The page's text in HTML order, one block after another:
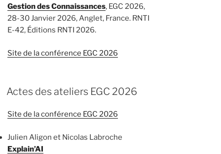
Gestion des Connaissances, EGC 2026,
28-30 Janvier 2026, Anglet, France. RNTI
E-42, Éditions RNTI 2026.
Site de la conférence EGC 2026
Actes des ateliers EGC 2026
Site de la conférence EGC 2026
Julien Aligon et Nicolas Labroche
Explain’AI